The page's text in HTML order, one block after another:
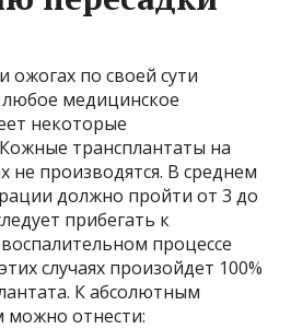
ожогах по своей сути
любое медицинское
некоторые
трансплантаты на
не производятся. В среднем
должно пройти от 3 до
прибегать к
процессе
случаях произойдет 100%
К абсолютным
можно отнести: